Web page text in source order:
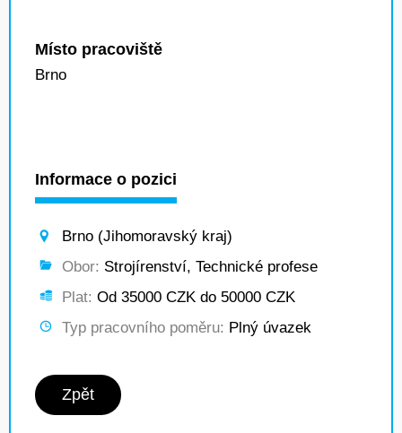
Místo pracoviště
Brno
Informace o pozici
Brno (Jihomoravský kraj)
Obor: Strojírenství, Technické profese
Plat: Od 35000 CZK do 50000 CZK
Typ pracovního poměru: Plný úvazek
Zpět